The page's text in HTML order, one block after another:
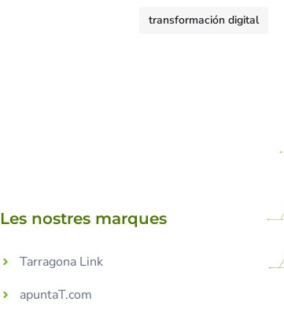
transformación digital
Les nostres marques
Tarragona Link
apuntaT.com